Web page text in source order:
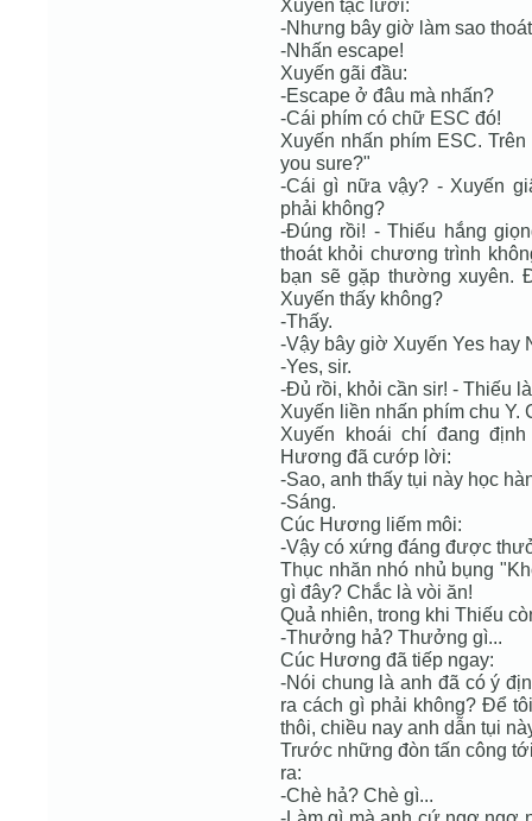
Xuyến tặc lưỡi:
-Nhưng bây giờ làm sao
-Nhấn escape!
Xuyến gãi đầu:
-Escape ở đâu mà nhấn?
-Cái phím có chữ ESC đó!
Xuyến nhấn phím ESC.
you sure?"
-Cái gì nữa vậy? - Xuyến
phải không?
-Đúng rồi! - Thiếu hắng
thoát khỏi chương trình
bạn sẽ gặp thường xuyên.
Xuyến thấy không?
-Thấy.
-Vậy bây giờ Xuyến Yes hay
-Yes, sir.
-Đủ rồi, khỏi cần sir! - Thiếu
Xuyến liền nhấn phím chu
Xuyến khoái chí đang
Hương đã cướp lời:
-Sao, anh thấy tụi này học
-Sáng.
Cúc Hương liếm môi:
-Vậy có xứng đáng được
Thục nhăn nhó nhủ bụng
gì đây? Chắc là vòi ăn!
Quả nhiên, trong khi Thiếu
-Thưởng hả? Thưởng gì...
Cúc Hương đã tiếp ngay:
-Nói chung là anh đã có ý
ra cách gì phải không? Để
thôi, chiều nay anh dẫn tụi
Trước những đòn tấn công
ra:
-Chè hả? Chè gì...